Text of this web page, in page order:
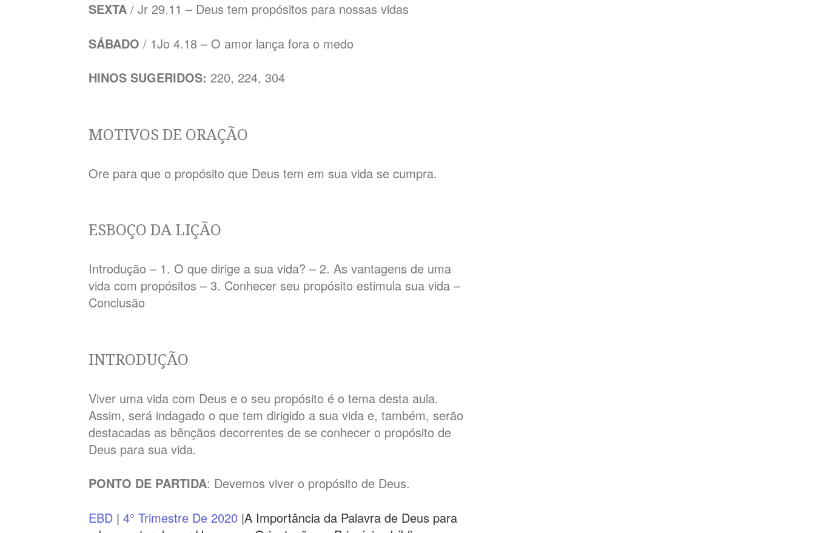
SEXTA/ Jr 29.11 – Deus tem propósitos para nossas vidas
SÁBADO/ 1Jo 4.18 – O amor lança fora o medo
HINOS SUGERIDOS: 220, 224, 304
MOTIVOS DE ORAÇÃO
Ore para que o propósito que Deus tem em sua vida se cumpra.
ESBOÇO DA LIÇÃO
Introdução – 1. O que dirige a sua vida? – 2. As vantagens de uma
vida com propósitos – 3. Conhecer seu propósito estimula sua vida –
Conclusão
INTRODUÇÃO
Viver uma vida com Deus e o seu propósito é o tema desta aula.
Assim, será indagado o que tem dirigido a sua vida e, também, serão
destacadas as bênçãos decorrentes de se conhecer o propósito de
Deus para sua vida.
PONTO DE PARTIDA: Devemos viver o propósito de Deus.
EBD |4° Trimestre De 2020 |A Importância da Palavra de Deus para